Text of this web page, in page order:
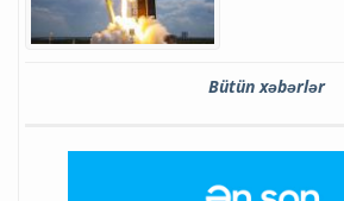
Bütün xəbərlər